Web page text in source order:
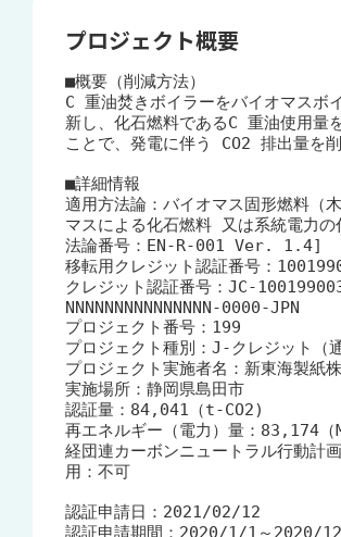
プロジェクト概要
■概要（削減方法）
C 重油焚きボイラーをバイオマスボ
新し、化石燃料であるC 重油使用量
ことで、発電に伴う CO2 排出量を削
■詳細情報
適用方法論：バイオマス固形燃料（
マスによる化石燃料 又は系統電力
法論番号：EN-R-001 Ver. 1.4]
移転用クレジット認証番号：
クレジット認証番号：JC-
NNNNNNNNNNNNNNN-0000-JPN
プロジェクト番号：199
プロジェクト種別：J-クレジット（通
プロジェクト実施者名：新東海製紙
実施場所：静岡県島田市
認証量：84,041（t-CO2)
再エネルギー（電力）量：83,174（
経団連カーボンニュートラル行動計
用：不可
認証申請日：2021/02/12
認証申請期間：2020/1/1～2020/